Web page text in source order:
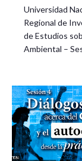
Universidad
Regional de
de Estudios
Ambiental –